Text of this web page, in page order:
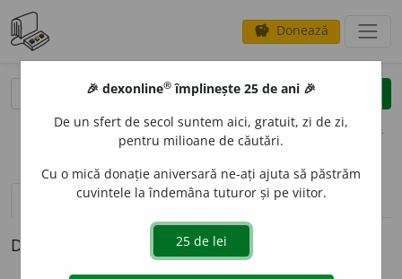
savings Donează
clear
opțiuni
definiții (1)
Definiția cu ID-ul 559956:
🎉 dexonline® împlinește 25 de ani 🎉
De un sfert de secol suntem aici, gratuit, zi de zi,
pentru milioane de căutări.
Cu o mică donație aniversară ne-ați ajuta să păstrăm
cuvintele la îndemâna tuturor și pe viitor.